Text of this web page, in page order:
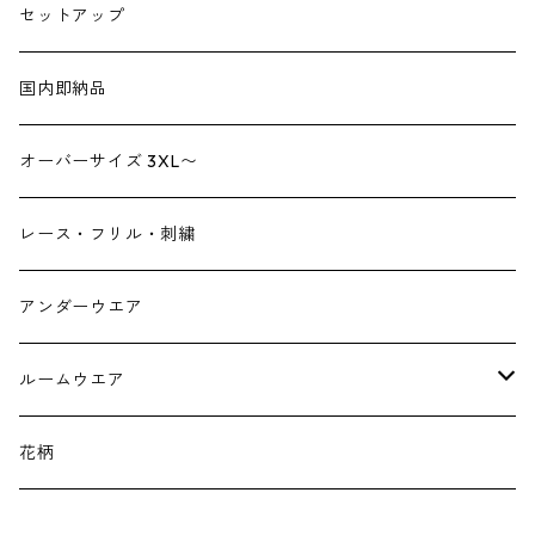
サロペット
ジャンプスーツ
デニム
トートバック
ショルダーバック
シューズ
ブーツ
パンプス
帽子
ヘアーアクセサリー
ストール
つけ襟
イヤリング・ピアス
ネックレス・ブローチ
セットアップ
国内即納品
オーバーサイズ 3XL〜
レース・フリル・刺繍
アンダーウエア
ルームウエア
パジャマ
花柄